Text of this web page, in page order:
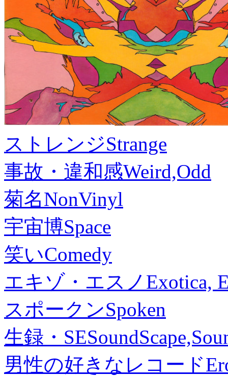
ストレンジStrange
事故・違和感Weird,Odd
菊名NonVinyl
宇宙博Space
笑いComedy
エキゾ・エスノ Exotica,
スポークンSpoken
生録・SE
男性の好きなレコード